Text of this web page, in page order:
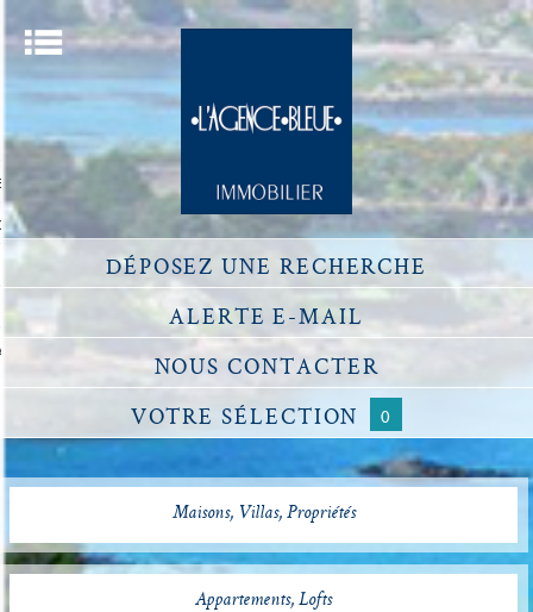
DÉPOSEZ UNE RECHERCHE
ALERTE E-MAIL
NOUS CONTACTER
VOTRE SÉLECTION 0
Maisons, Villas, Propriétés
Appartements, Lofts
Menu
ACCUEIL
UN BIEN
ESTIMER UN BIEN
DÉFISCALISATION
NOTRE AGENCE
PROPRIÉTAIRE